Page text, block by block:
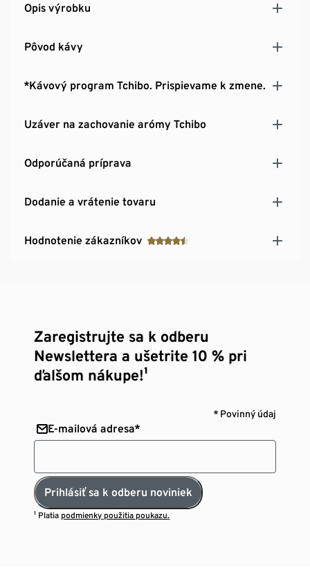
Opis výrobku
Pôvod kávy
*Kávový program Tchibo. Prispievame k zmene.
Uzáver na zachovanie arómy Tchibo
Odporúčaná príprava
Dodanie a vrátenie tovaru
Hodnotenie zákazníkov
Zaregistrujte sa k odberu
Newslettera a ušetrite 10 % pri
ďalšom nákupe!¹
* Povinný údaj
E-mailová adresa*
Prihlásiť sa k odberu noviniek
¹ Platia podmienky použitia poukazu.